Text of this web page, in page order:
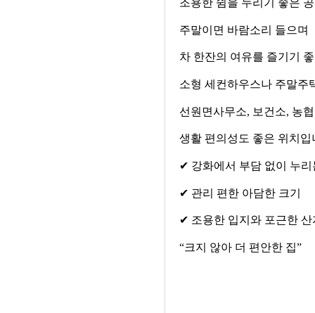
조용한 쉼을 누리기 좋은
주말이면 바람소리 들으며
차 한잔의 여유를 즐기기
소형 세컨하우스나 주말주
선원면사무소, 보건소, 농
생활 편의성도 좋은 위치입
✔ 강화에서 부담 없이 누
✔ 관리 편한 아담한 크기
✔ 조용한 입지와 포근한
“크지 않아 더 편안한 집”